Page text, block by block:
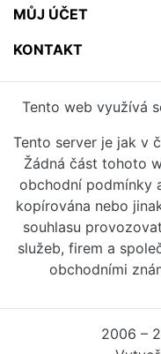
MŮJ ÚČET
KONTAKT
Tento web využívá
Tento server je jak v
Žádná část tohoto
obchodní podmínky
kopírována nebo
souhlasu
služeb, firem a
obchodními
2006 –